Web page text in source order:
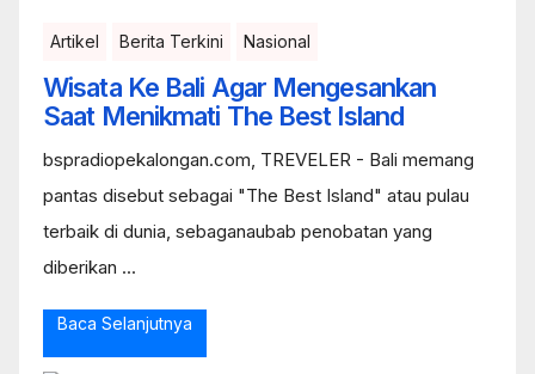
Artikel Berita Terkini Nasional
Wisata Ke Bali Agar Mengesankan
Saat Menikmati The Best Island
bspradiopekalongan.com, TREVELER - Bali memang
pantas disebut sebagai "The Best Island" atau pulau
terbaik di dunia, sebaganaubab penobatan yang
diberikan ...
Baca Selanjutnya